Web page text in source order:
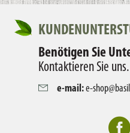
Benötigen Sie
Kontaktieren Sie uns.
e-mail:e-